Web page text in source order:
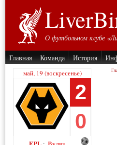
О футбольном клубе
Главная Команда История
май, 19 (воскресенье)
2
0